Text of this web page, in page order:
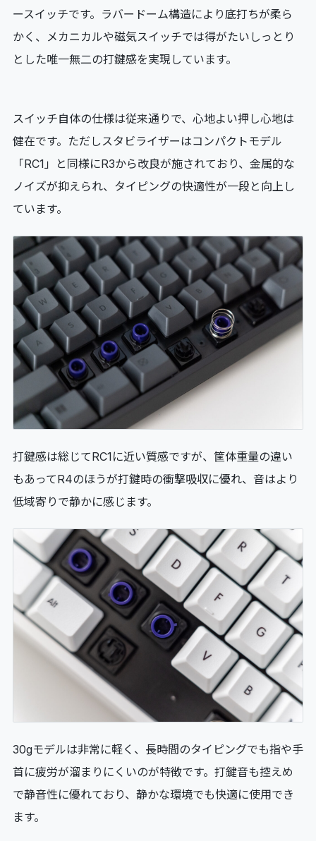
ースイッチです。ラバードーム構造により底打ちが柔ら
かく、メカニカルや磁気スイッチでは得がたいしっとり
とした唯一無二の打鍵感を実現しています。
スイッチ自体の仕様は従来通りで、心地よい押し心地は
健在です。ただしスタビライザーはコンパクトモデル
「RC1」と同様にR3から改良が施されており、金属的な
ノイズが抑えられ、タイピングの快適性が一段と向上し
ています。
打鍵感は総じてRC1に近い質感ですが、筐体重量の違い
もあってR4のほうが打鍵時の衝撃吸収に優れ、音はより
低域寄りで静かに感じます。
30gモデルは非常に軽く、長時間のタイピングでも指や手
首に疲労が溜まりにくいのが特徴です。打鍵音も控えめ
で静音性に優れており、静かな環境でも快適に使用でき
ます。